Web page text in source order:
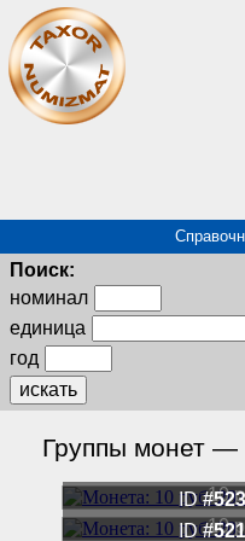
Поиск:
номинал
единица
год
искать
Группы монет —
10
ID#523
10
ID#521